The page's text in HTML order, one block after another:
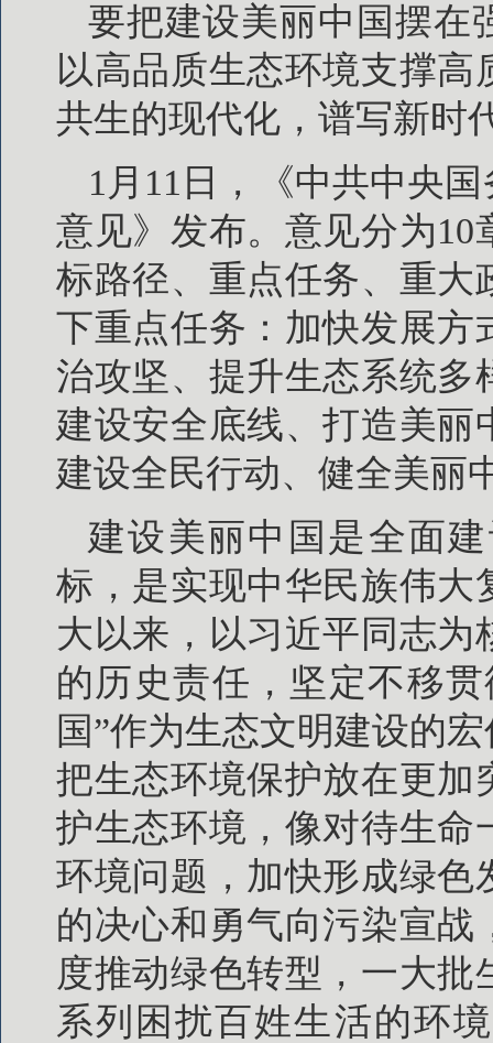
要把建设美丽中国摆在
以高品质生态环境支撑
共生的现代化，谱写新时
1月11日，《中共中央
意见》发布。意见分为
标路径、重点任务、重大
下重点任务：加快发展方
治攻坚、提升生态系统
建设安全底线、打造美
建设全民行动、健全美丽
建设美丽中国是全面
标，是实现中华民族伟大
大以来，以习近平同志
的历史责任，坚定不移
国”作为生态文明建设的
把生态环境保护放在更加
护生态环境，像对待生命
环境问题，加快形成绿色
的决心和勇气向污染宣
度推动绿色转型，一大
系列困扰百姓生活的环